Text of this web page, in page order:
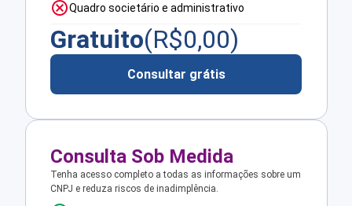
Quadro societário e administrativo
Gratuito(R$0,00)
Consultar grátis
Consulta Sob Medida
Tenha acesso completo a todas as informações sobre um
CNPJ e reduza riscos de inadimplência.